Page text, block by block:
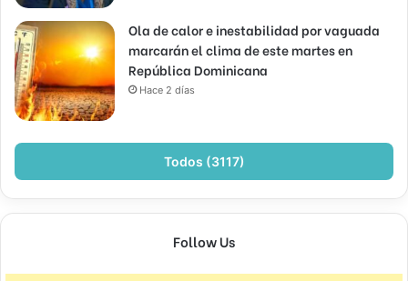
Ola de calor e inestabilidad por vaguada
marcarán el clima de este martes en
República Dominicana
Hace 2 días
Todos (3117)
Follow Us